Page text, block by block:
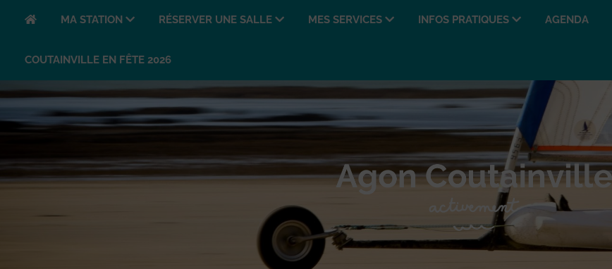
MA STATION RÉSERVER UNE SALLE MES SERVICES INFOS PRATIQUES AGENDA
COUTAINVILLE EN FÊTE 2026